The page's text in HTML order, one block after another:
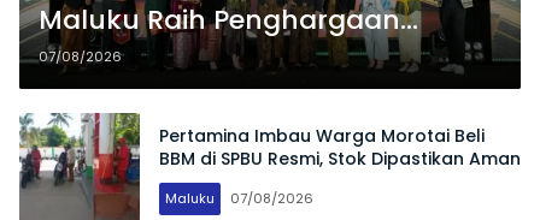
Maluku Raih Penghargaan
Nasional, Dorong Pemberdayaan
Ekonomi hingga Konservasi
Lingkungan
07/08/2026
Pertamina Imbau Warga Morotai Beli
BBM di SPBU Resmi, Stok Dipastikan Aman
Maluku 07/08/2026